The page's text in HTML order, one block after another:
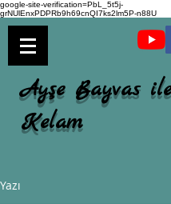
google-site-verification=PbL_5t5j-
grNUlEnxPDPRb9h69cnQI7ks2lm5P-n88U
Ayşe Bayvas
Kelam
Yazı